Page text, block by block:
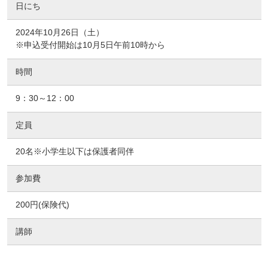
日にち
2024年10月26日（土）
※申込受付開始は10月5日午前10時から
時間
9：30～12：00
定員
20名※小学生以下は保護者同伴
参加費
200円(保険代)
講師